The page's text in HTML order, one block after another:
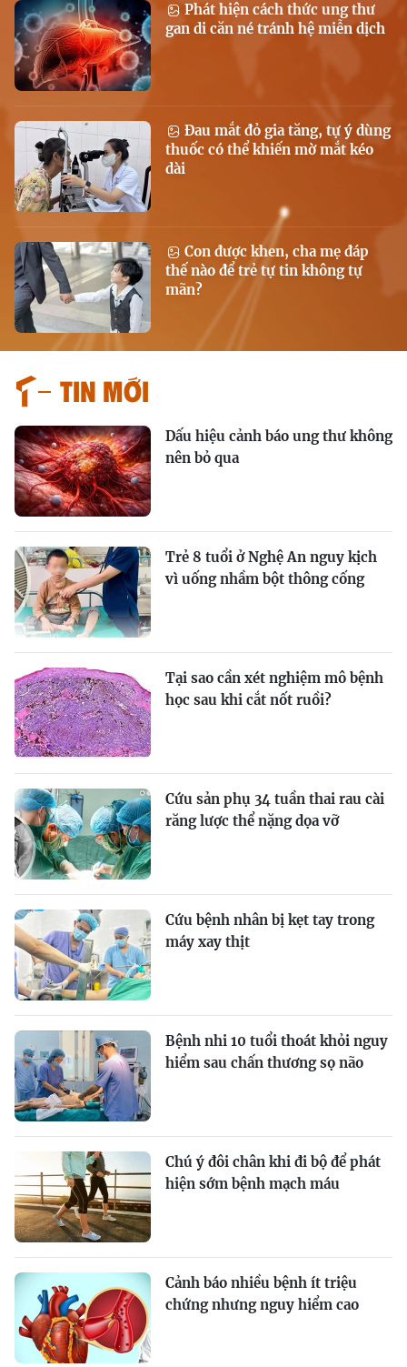
Phát hiện cách thức ung thư
gan di căn né tránh hệ miễn dịch
Đau mắt đỏ gia tăng, tự ý dùng
thuốc có thể khiến mờ mắt kéo
dài
Con được khen, cha mẹ đáp
thế nào để trẻ tự tin không tự
mãn?
Tin mới
Dấu hiệu cảnh báo ung thư không
nên bỏ qua
Trẻ 8 tuổi ở Nghệ An nguy kịch
vì uống nhầm bột thông cống
Tại sao cần xét nghiệm mô bệnh
học sau khi cắt nốt ruồi?
Cứu sản phụ 34 tuần thai rau cài
răng lược thể nặng dọa vỡ
Cứu bệnh nhân bị kẹt tay trong
máy xay thịt
Bệnh nhi 10 tuổi thoát khỏi nguy
hiểm sau chấn thương sọ não
Chú ý đôi chân khi đi bộ để phát
hiện sớm bệnh mạch máu
Cảnh báo nhiều bệnh ít triệu
chứng nhưng nguy hiểm cao